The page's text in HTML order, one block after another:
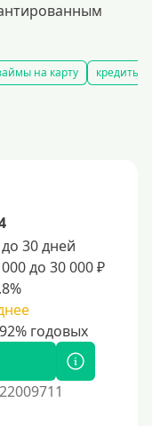
на карту кредиты и
30 дней
до 30 000 ₽